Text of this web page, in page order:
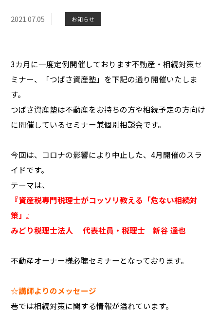
2021.07.05 お知らせ
3カ月に一度定例開催しております不動産・相続対策セ
ミナー、「つばさ資産塾」を下記の通り開催いたしま
す。
つばさ資産塾は不動産をお持ちの方や相続予定の方向け
に開催しているセミナー兼個別相談会です。
今回は、コロナの影響により中止した、4月開催のスラ
イドです。
テーマは、
『資産税専門税理士がコッソリ教える「危ない相続対
策」』
みどり税理士法人 代表社員・税理士 新谷 達也
不動産オーナー様必聴セミナーとなっております。
☆講師よりのメッセージ
巷では相続対策に関する情報が溢れています。